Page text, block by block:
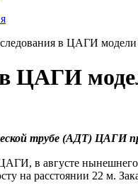
в ЦАГИ модели
ЦАГИ
трубе (АДТ) ЦАГИ
в августе нынешнего
на расстоянии 22 м.